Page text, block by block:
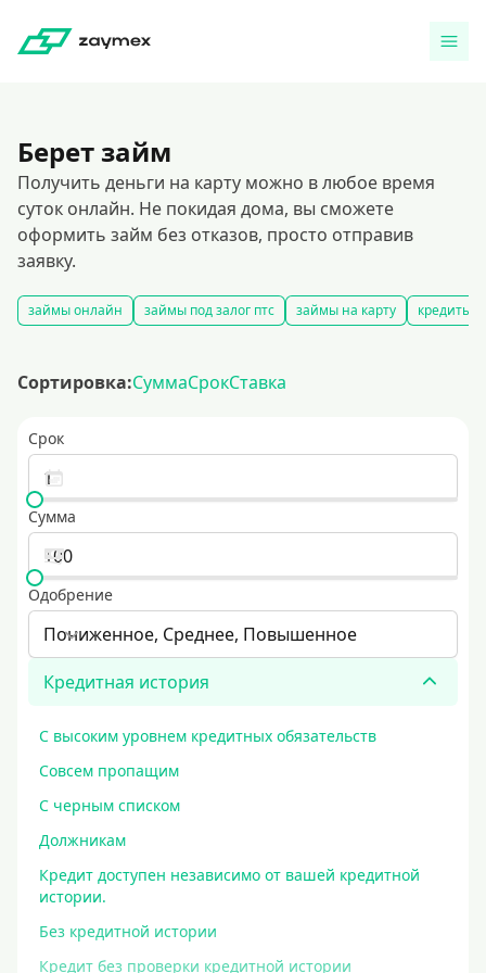
Берет займ
Получить деньги на карту можно в любое время
суток онлайн. Не покидая дома, вы сможете
оформить займ без отказов, просто отправив
заявку.
займы онлайн займы под залог птс займы на карту кредиты и
Сортировка:СуммаСрокСтавка
Срок
Сумма
Одобрение
Пониженное, Среднее, Повышенное
Кредитная история
С высоким уровнем кредитных обязательств
Совсем пропащим
С черным списком
Должникам
Кредит доступен независимо от вашей кредитной
истории.
Без кредитной истории
Кредит без проверки кредитной истории